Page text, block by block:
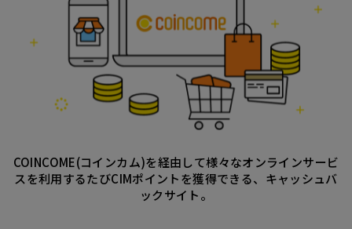
COINCOME(コインカム)を経由して様々なオンラインサービ
スを利用するたびCIMポイントを獲得できる、キャッシュバ
ックサイト。